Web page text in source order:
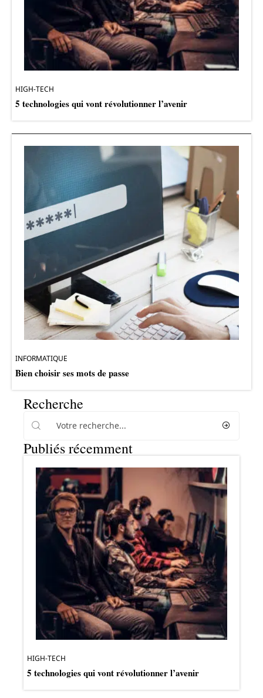
HIGH-TECH
5 technologies qui vont révolutionner l’avenir
INFORMATIQUE
Bien choisir ses mots de passe
Recherche
Publiés récemment
HIGH-TECH
5 technologies qui vont révolutionner l’avenir